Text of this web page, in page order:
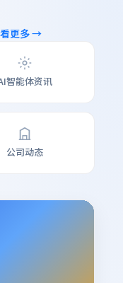
更多 →
智能体资讯
公司动态